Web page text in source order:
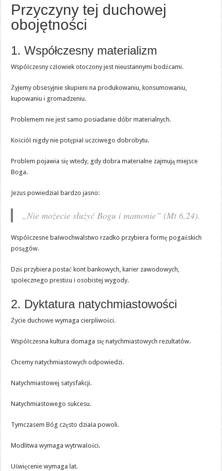
Przyczyny tej duchowej
obojętności
1. Współczesny materializm
Współczesny człowiek otoczony jest nieustannymi bodźcami.
Żyjemy obsesyjnie skupieni na produkowaniu, konsumowaniu,
kupowaniu i gromadzeniu.
Problemem nie jest samo posiadanie dóbr materialnych.
Kościół nigdy nie potępiał uczciwego dobrobytu.
Problem pojawia się wtedy, gdy dobra materialne zajmują miejsce
Boga.
Jezus powiedział bardzo jasno:
„Nie możecie służyć Bogu i mamonie” (Mt 6,24).
Współczesne bałwochwalstwo rzadko przybiera formę pogańskich
posągów.
Dziś przybiera postać kont bankowych, karier zawodowych,
społecznego prestiżu i osobistej wygody.
2. Dyktatura natychmiastowości
Życie duchowe wymaga cierpliwości.
Współczesna kultura domaga się natychmiastowych rezultatów.
Chcemy natychmiastowych odpowiedzi.
Natychmiastowej satysfakcji.
Natychmiastowego sukcesu.
Tymczasem Bóg często działa powoli.
Modlitwa wymaga wytrwałości.
Uświęcenie wymaga lat.